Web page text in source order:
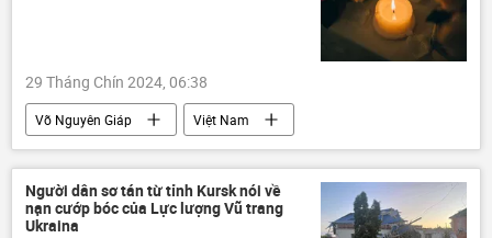
29 Tháng Chín 2024, 06:38
Võ Nguyên Giáp
Việt Nam
thông tin
qua đời
Hà Nội
Tô Lâm
Phạm Minh Chính
Quảng Bình
Người dân sơ tán từ tỉnh Kursk nói về
nạn cướp bóc của Lực lượng Vũ trang
Ukraina